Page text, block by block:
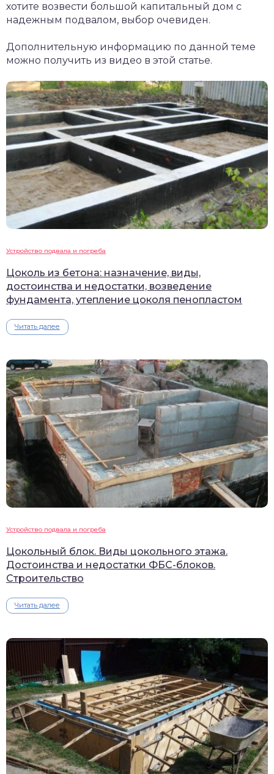
хотите возвести большой капитальный дом с
надежным подвалом, выбор очевиден.
Дополнительную информацию по данной теме
можно получить из видео в этой статье.
Устройство подвала и погреба
Цоколь из бетона: назначение, виды,
достоинства и недостатки, возведение
фундамента, утепление цоколя пенопластом
Читать далее
Устройство подвала и погреба
Цокольный блок. Виды цокольного этажа.
Достоинства и недостатки ФБС-блоков.
Строительство
Читать далее